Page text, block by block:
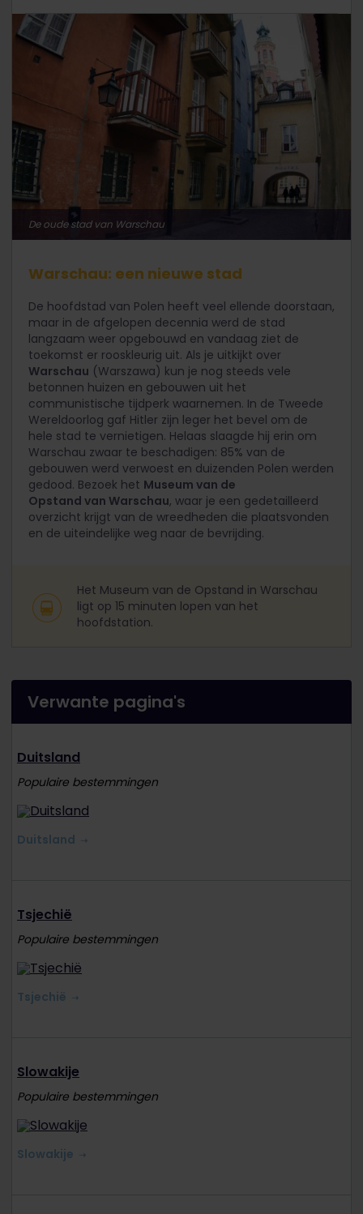
De oude stad van Warschau
Warschau: een nieuwe stad
De hoofdstad van Polen heeft veel ellende doorstaan,
maar in de afgelopen decennia werd de stad
langzaam weer opgebouwd en vandaag ziet de
toekomst er rooskleurig uit. Als je uitkijkt over
Warschau (Warszawa) kun je nog steeds vele
betonnen huizen en gebouwen uit het
communistische tijdperk waarnemen. In de Tweede
Wereldoorlog gaf Hitler zijn leger het bevel om de
hele stad te vernietigen. Helaas slaagde hij erin om
Warschau zwaar te beschadigen: 85% van de
gebouwen werd verwoest en duizenden Polen werden
gedood. Bezoek het Museum van de
Opstand van Warschau, waar je een gedetailleerd
overzicht krijgt van de wreedheden die plaatsvonden
en de uiteindelijke weg naar de bevrijding.
Het Museum van de Opstand in Warschau
ligt op 15 minuten lopen van het
hoofdstation.
Verwante pagina's
Duitsland
Populaire bestemmingen
Duitsland
Tsjechië
Populaire bestemmingen
Tsjechië
Slowakije
Populaire bestemmingen
Slowakije